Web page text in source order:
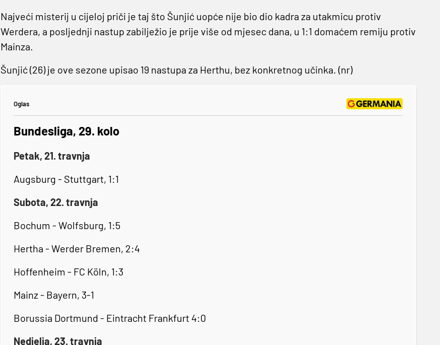
Najveći misterij u cijeloj priči je taj što Šunjić uopće nije bio dio kadra za utakmicu protiv
Werdera, a posljednji nastup zabilježio je prije više od mjesec dana, u 1:1 domaćem remiju protiv
Mainza.
Šunjić (26) je ove sezone upisao 19 nastupa za Herthu, bez konkretnog učinka. (nr)
Oglas
Bundesliga, 29. kolo
Petak, 21. travnja
Augsburg - Stuttgart, 1:1
Subota, 22. travnja
Bochum - Wolfsburg, 1:5
Hertha - Werder Bremen, 2:4
Hoffenheim - FC Köln, 1:3
Mainz - Bayern, 3-1
Borussia Dortmund - Eintracht Frankfurt 4:0
Nedjelja, 23. travnja